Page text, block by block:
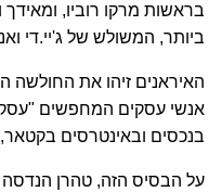
בראשות מרקו רוביו,
ביותר, המשולש של ג'יי.די
האיראנים זיהו את החולשה
אנשי עסקים המחפשים
בנכסים ובאינטרסים
על הבסיס הזה, טהרן